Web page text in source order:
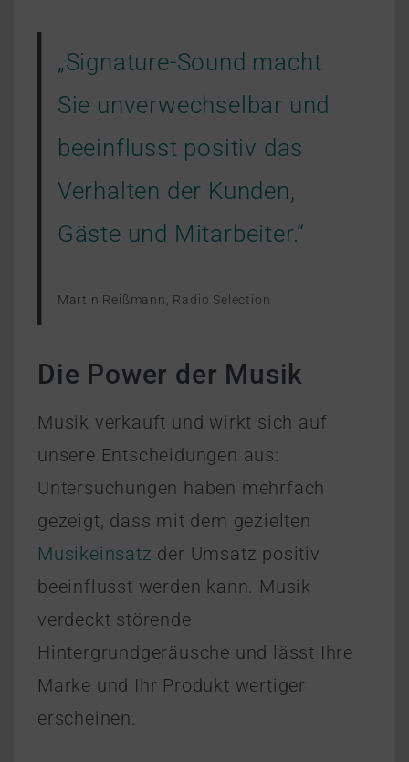
„Signature-Sound macht
Sie unverwechselbar und
beeinflusst positiv das
Verhalten der Kunden,
Gäste und Mitarbeiter.“
Martin Reißmann, Radio Selection
Die Power der Musik
Musik verkauft und wirkt sich auf
unsere Entscheidungen aus:
Untersuchungen haben mehrfach
gezeigt, dass mit dem gezielten
Musikeinsatz der Umsatz positiv
beeinflusst werden kann. Musik
verdeckt störende
Hintergrundgeräusche und lässt Ihre
Marke und Ihr Produkt wertiger
erscheinen.